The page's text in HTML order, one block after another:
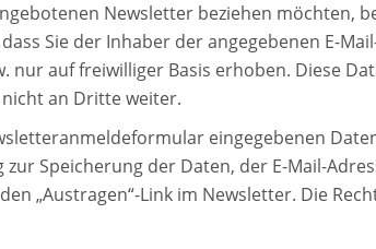
Newsletter beziehen möchten,
Sie der Inhaber der angegebenen E-
nur auf freiwilliger Basis erhoben. Diese
an Dritte weiter.
eingegebenen
zur Speicherung der Daten, der E-Mail-
„Austragen“-Link im Newsletter. Die